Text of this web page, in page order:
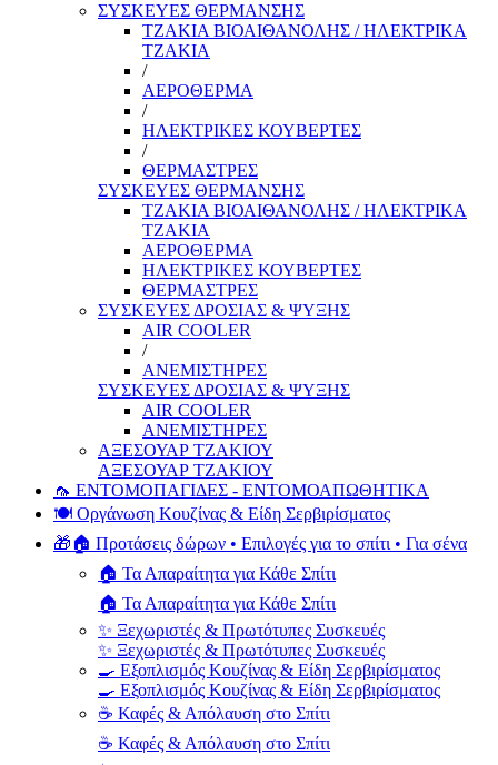
ΣΥΣΚΕΥΕΣ ΘΕΡΜΑΝΣΗΣ
ΤΖΑΚΙΑ ΒΙΟΑΙΘΑΝΟΛΗΣ / ΗΛΕΚΤΡΙΚΑ
ΤΖΑΚΙΑ
/
ΑΕΡΟΘΕΡΜΑ
/
ΗΛΕΚΤΡΙΚΕΣ ΚΟΥΒΕΡΤΕΣ
/
ΘΕΡΜΑΣΤΡΕΣ
ΣΥΣΚΕΥΕΣ ΘΕΡΜΑΝΣΗΣ
ΤΖΑΚΙΑ ΒΙΟΑΙΘΑΝΟΛΗΣ / ΗΛΕΚΤΡΙΚΑ
ΤΖΑΚΙΑ
ΑΕΡΟΘΕΡΜΑ
ΗΛΕΚΤΡΙΚΕΣ ΚΟΥΒΕΡΤΕΣ
ΘΕΡΜΑΣΤΡΕΣ
ΣΥΣΚΕΥΕΣ ΔΡΟΣΙΑΣ & ΨΥΞΗΣ
AIR COOLER
/
ΑΝΕΜΙΣΤΗΡΕΣ
ΣΥΣΚΕΥΕΣ ΔΡΟΣΙΑΣ & ΨΥΞΗΣ
AIR COOLER
ΑΝΕΜΙΣΤΗΡΕΣ
ΑΞΕΣΟΥΑΡ ΤΖΑΚΙΟΥ
ΑΞΕΣΟΥΑΡ ΤΖΑΚΙΟΥ
🦟 ΕΝΤΟΜΟΠΑΓΙΔΕΣ - ΕΝΤΟΜΟΑΠΩΘΗΤΙΚΑ
🍽️ Οργάνωση Κουζίνας & Είδη Σερβιρίσματος
🎁🏠 Προτάσεις δώρων • Επιλογές για το σπίτι • Για σένα
🏠 Τα Απαραίτητα για Κάθε Σπίτι
🏠 Τα Απαραίτητα για Κάθε Σπίτι
✨ Ξεχωριστές & Πρωτότυπες Συσκευές
✨ Ξεχωριστές & Πρωτότυπες Συσκευές
🍳 Εξοπλισμός Κουζίνας & Είδη Σερβιρίσματος
🍳 Εξοπλισμός Κουζίνας & Είδη Σερβιρίσματος
☕ Καφές & Απόλαυση στο Σπίτι
☕ Καφές & Απόλαυση στο Σπίτι